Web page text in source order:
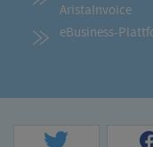
AristaInvoice
eBusiness-